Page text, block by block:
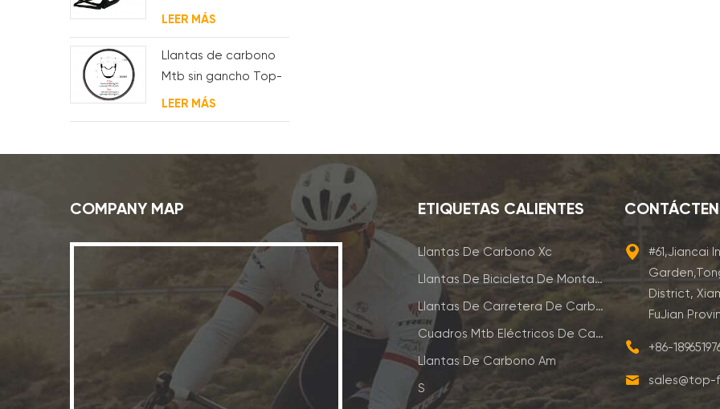
suspensión total 29er
LEER MÁS
Llantas de carbono
Mtb sin gancho Top-
Fire 27.5er 29er 27 mm
de ancho 25 mm de
LEER MÁS
COMPANY MAP ETIQUETAS CALIENTES
Llantas De Carbono Xc
Llantas De Bicicleta De Montaña De Carbono
Llantas De Carretera De Carbono
Cuadros Mtb Eléctricos De Carbono
Llantas De Carbono Am
S
#61,Jiancai
District,
FuJian
+86-
sales@top-